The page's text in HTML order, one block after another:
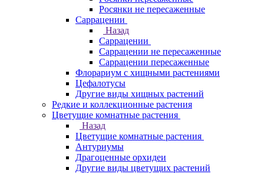
Росянки не пересаженные
Саррацении
Назад
Саррацении
Саррацении не пересаженные
Саррацении пересаженные
Флорариум с хищными растениями
Цефалотусы
Другие виды хищных растений
Редкие и коллекционные растения
Цветущие комнатные растения
Назад
Цветущие комнатные растения
Антуриумы
Драгоценные орхидеи
Другие виды цветущих растений